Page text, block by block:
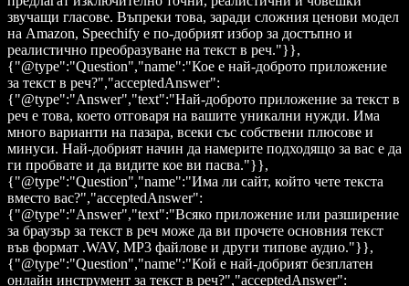
звучащи гласове. Въпреки това, заради сложния ценови модел
на Amazon, Speechify е по-добрият избор за достъпно и
реалистично преобразуване на текст в реч."}},
{"@type":"Question","name":"Кое е най-доброто приложение
за текст в реч?","acceptedAnswer":
{"@type":"Answer","text":"Най-доброто приложение за текст в
реч е това, което отговаря на вашите уникални нужди. Има
много варианти на пазара, всеки със собствени плюсове и
минуси. Най-добрият начин да намерите подходящо за вас е да
ги пробвате и да видите кое ви пасва."}},
{"@type":"Question","name":"Има ли сайт, който чете текста
вместо вас?","acceptedAnswer":
{"@type":"Answer","text":"Всяко приложение или разширение
за браузър за текст в реч може да ви прочете основния текст
във формат .WAV, MP3 файлове и други типове аудио."}},
{"@type":"Question","name":"Кой е най-добрият безплатен
онлайн инструмент за текст в реч?","acceptedAnswer":